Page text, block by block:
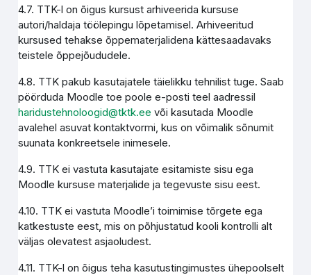
4.7. TTK-l on õigus kursust arhiveerida kursuse
autori/haldaja töölepingu lõpetamisel. Arhiveeritud
kursused tehakse õppematerjalidena kättesaadavaks
teistele õppejõududele.
4.8. TTK pakub kasutajatele täielikku tehnilist tuge. Saab
pöörduda Moodle toe poole e-posti teel aadressil
haridustehnoloogid@tktk.ee või kasutada Moodle
avalehel asuvat kontaktvormi, kus on võimalik sõnumit
suunata konkreetsele inimesele.
4.9. TTK ei vastuta kasutajate esitamiste sisu ega
Moodle kursuse materjalide ja tegevuste sisu eest.
4.10. TTK ei vastuta Moodle’i toimimise tõrgete ega
katkestuste eest, mis on põhjustatud kooli kontrolli alt
väljas olevatest asjaoludest.
4.11. TTK-l on õigus teha kasutustingimustes ühepoolselt